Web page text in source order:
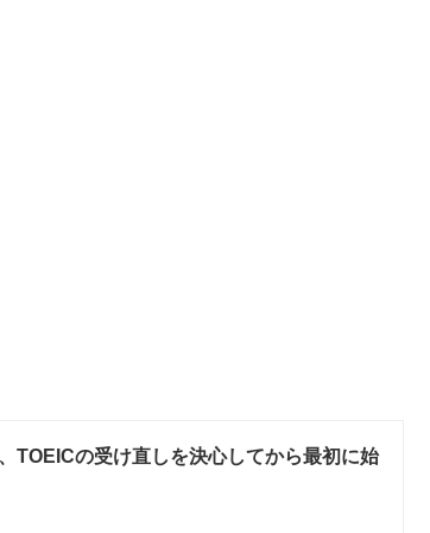
TOEICの受け直しを決心してから最初に始